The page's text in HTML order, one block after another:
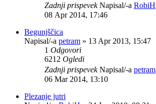
Zadnji prispevekNapisal/-a RobiH
08 Apr 2014, 17:46
Begunjščica
Napisal/-a petram » 13 Apr 2013, 15:47
1 Odgovori
6212 Ogledi
Zadnji prispevekNapisal/-a petram
06 Mar 2014, 13:10
Plezanje jutri